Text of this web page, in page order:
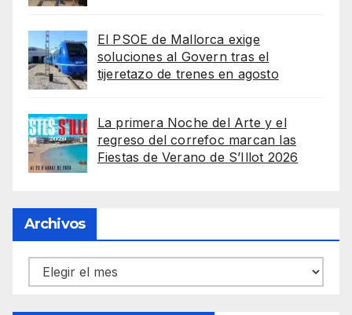
El PSOE de Mallorca exige
soluciones al Govern tras el
tijeretazo de trenes en agosto
La primera Noche del Arte y el
regreso del correfoc marcan las
Fiestas de Verano de S’Illot 2026
Archivos
Archivos